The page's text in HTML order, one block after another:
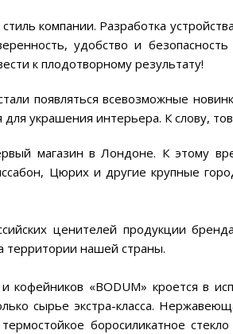
компании. Разработка
удобство и
к плодотворному результату!
появляться всевозможные
украшения интерьера. К слову,
магазин в Лондоне. К этому
Цюрих и другие крупные
ценителей продукции
территории нашей страны.
кофейников «BODUM» кроется в
сырье экстра-класса.
боросиликатное